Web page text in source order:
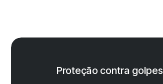
Proteção contra golpes